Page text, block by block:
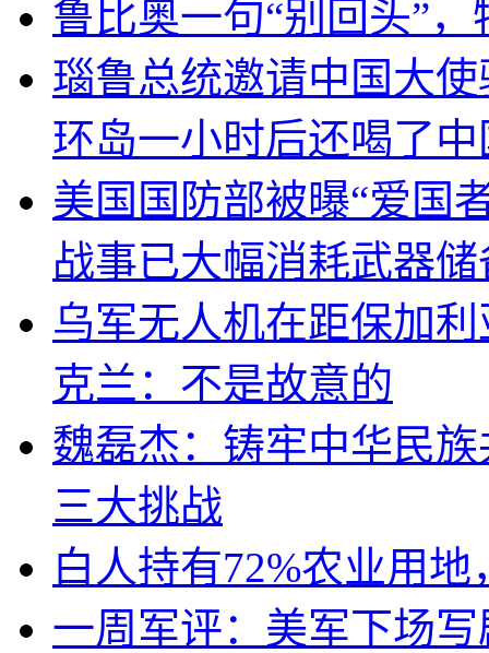
鲁比奥一句“别回头”
瑙鲁总统邀请中国大
环岛一小时后还喝了
美国国防部被曝“爱国
战事已大幅消耗武器储
乌军无人机在距保加
克兰：不是故意的
魏磊杰：铸牢中华民
三大挑战
白人持有72%农业用
一周军评：美军下场